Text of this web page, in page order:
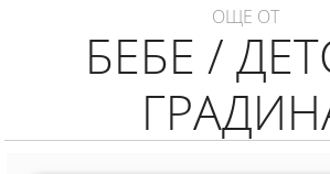
ОЩЕ ОТ
БЕБЕ /